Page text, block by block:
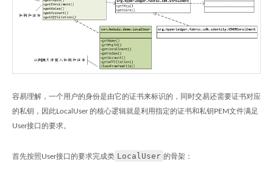
容易理解，一个用户的身份是由它的证书来标识的，同时交易还需要证书对应
的私钥，因此LocalUser 的核心逻辑就是利用指定的证书和私钥PEM文件满足
User接口的要求。
首先按照User接口的要求完成类 LocalUser 的骨架：